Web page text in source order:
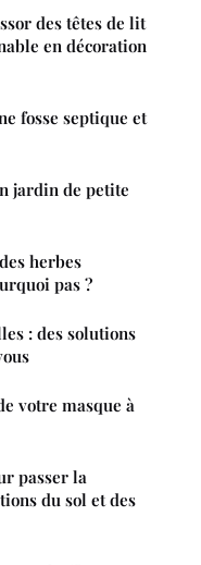
des têtes de lit
en décoration
fosse septique et
jardin de petite
herbes
pas ?
: des solutions
votre masque à
passer la
du sol et des